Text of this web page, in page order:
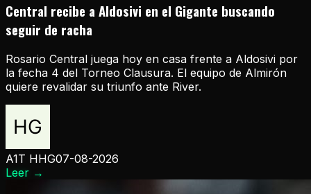
Central recibe a Aldosivi en el Gigante buscando
seguir de racha
Rosario Central juega hoy en casa frente a Aldosivi por
la fecha 4 del Torneo Clausura. El equipo de Almirón
quiere revalidar su triunfo ante River.
A1T HHG07-08-2026
Leer →